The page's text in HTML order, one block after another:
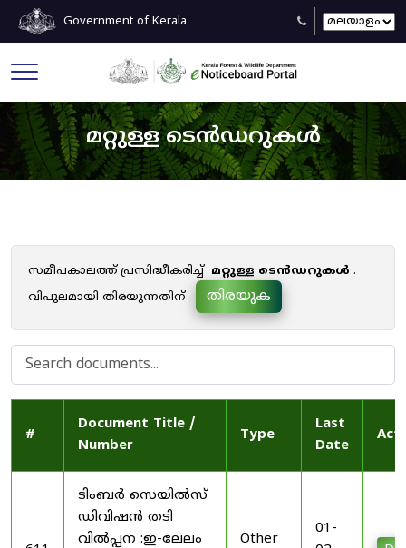
Government of Kerala
മറ്റുള്ള ടെൻഡറുകൾ
സമീപകാലത്ത് പ്രസിദ്ധീകരിച്ച് മറ്റുള്ള ടെൻഡറുകൾ .
വിപുലമായി തിരയുന്നതിന്
തിരയുക
#
Document Title /
Number
Type
Last
Date
ടിംബർ സെയിൽസ്
ഡിവിഷൻ തടി
വിൽപ്പന :ഇ-ലേലം
Other
01-